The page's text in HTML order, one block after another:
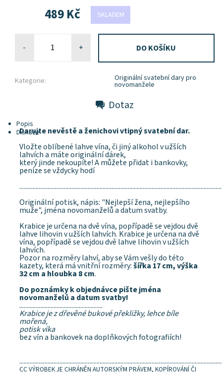
SKLADEM
489 Kč
- +
Kategorie: Originální svatební dary pro
novomanžele
Dotaz
Popis
Diskuze
Darujte nevěstě a ženichovi vtipný svatební dar.
Vložte oblíbené lahve vína, či jiný alkohol v užších
lahvích a máte originální dárek,
který jinde nekoupíte! A můžete přidat i bankovky,
peníze se vždycky hodí
Originální potisk, nápis: "Nejlepší žena, nejlepšího
muže", jména novomanželů a datum svatby.
Krabice je určena na dvě vína, popřípadě se vejdou dvě
lahve lihovin v užších lahvích. Krabice je určena na dvě
vína, popřípadě se vejdou dvě lahve lihovin v užších
lahvích.
Pozor na rozměry lahví, aby se Vám vešly do této
kazety, která má vnitřní rozměry:šířka 17 cm, výška
32 cm a hloubka 8 cm.
Do poznámky k objednávce pište jména
novomanželů a datum svatby!
........................................................
Krabice je z dřevěné bukové překližky, lehce bíle
mořená,
potisk víka
bez vín a bankovek na doplňkových fotografiích!
CC VÝROBEK JE CHRÁNĚN AUTORSKÝM PRÁVEM, KOPÍROVÁNÍ ČI